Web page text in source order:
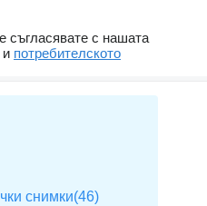
съгласявате с нашата
и потребителското